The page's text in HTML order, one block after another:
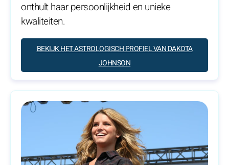
onthult haar persoonlijkheid en unieke
kwaliteiten.
BEKIJK HET ASTROLOGISCH PROFIEL VAN DAKOTA
JOHNSON